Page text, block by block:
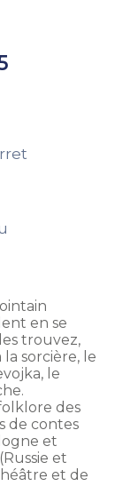
en se
trouvez,
sorcière, le
le
des
de contes
et
et
et de